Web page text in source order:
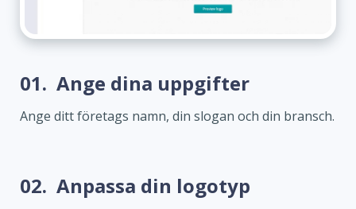
01. Ange dina uppgifter
Ange ditt företags namn, din slogan och din bransch.
02. Anpassa din logotyp